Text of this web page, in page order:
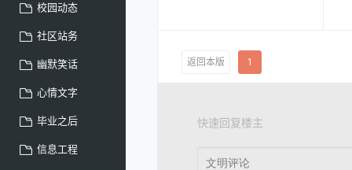
校园动态
社区站务
幽默笑话
心情文字
毕业之后
信息工程
返回本版 1
快速回复楼主